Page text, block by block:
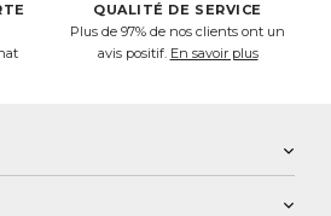
QUALITÉ DE SERVICE
Plus de 97% de nos clients ont un
avis positif. En savoir plus